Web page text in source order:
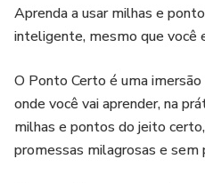
Aprenda a usar milhas e
inteligente, mesmo que você
O Ponto Certo é uma
onde você vai aprender, na
milhas e pontos do jeito
promessas milagrosas e sem